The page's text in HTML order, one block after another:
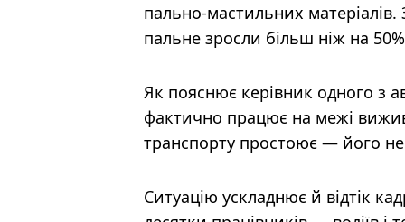
пально-мастильних
пальне зросли більш ніж на
Як пояснює керівник одного з
фактично працює на межі
транспорту простоює — його
Ситуацію ускладнює й відтік